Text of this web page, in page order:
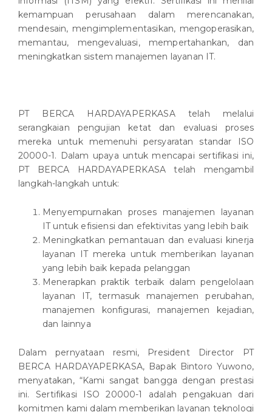
kemampuan perusahaan dalam merencanakan,
mendesain, mengimplementasikan, mengoperasikan,
memantau, mengevaluasi, mempertahankan, dan
meningkatkan sistem manajemen layanan IT.
PT BERCA HARDAYAPERKASA telah melalui
serangkaian pengujian ketat dan evaluasi proses
mereka untuk memenuhi persyaratan standar ISO
20000-1. Dalam upaya untuk mencapai sertifikasi ini,
PT BERCA HARDAYAPERKASA telah mengambil
langkah-langkah untuk:
Menyempurnakan proses manajemen layanan
IT untuk efisiensi dan efektivitas yang lebih baik
Meningkatkan pemantauan dan evaluasi kinerja
layanan IT mereka untuk memberikan layanan
yang lebih baik kepada pelanggan
Menerapkan praktik terbaik dalam pengelolaan
layanan IT, termasuk manajemen perubahan,
manajemen konfigurasi, manajemen kejadian,
dan lainnya
Dalam pernyataan resmi, President Director PT
BERCA HARDAYAPERKASA, Bapak Bintoro Yuwono,
menyatakan, “Kami sangat bangga dengan prestasi
ini. Sertifikasi ISO 20000-1 adalah pengakuan dari
komitmen kami dalam memberikan layanan teknologi